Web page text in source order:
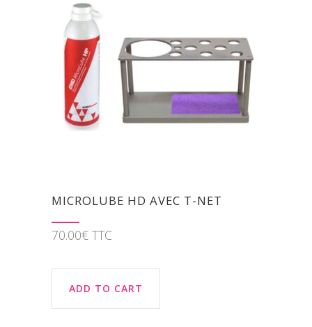
MICROLUBE HD AVEC T-NET
70.00€ TTC
ADD TO CART